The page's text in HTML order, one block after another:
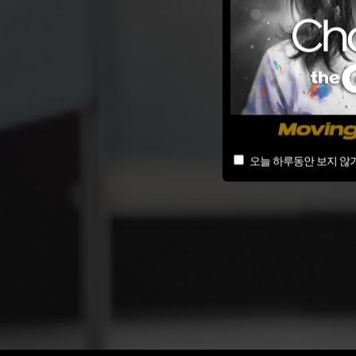
오늘 하루동안 보지 않